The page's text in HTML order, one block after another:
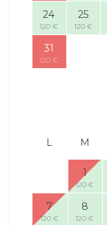
24
120 €
25
120 €
31
120 €
L M
1
120 €
7
120 €
8
120 €